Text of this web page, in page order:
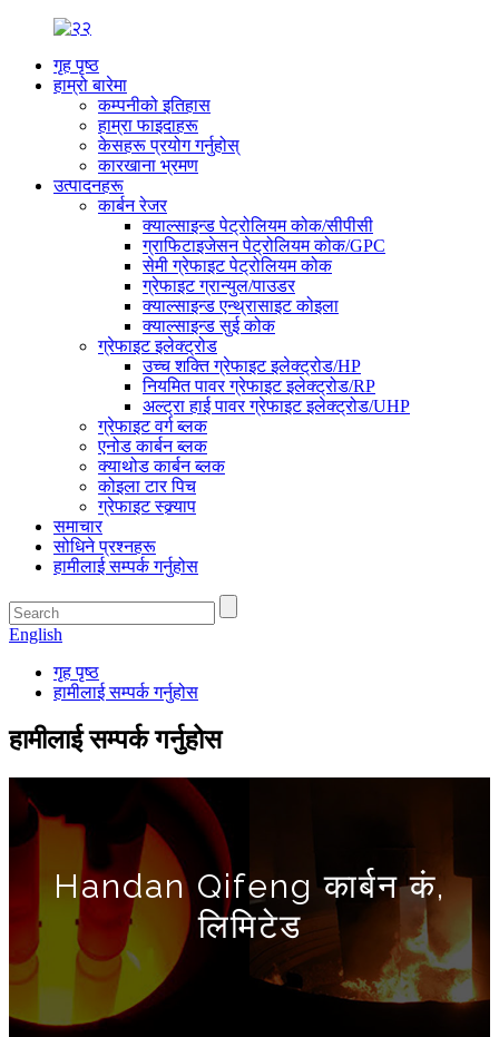
गृह पृष्ठ
हाम्रो बारेमा
कम्पनीको इतिहास
हाम्रा फाइदाहरू
केसहरू प्रयोग गर्नुहोस्
कारखाना भ्रमण
उत्पादनहरू
कार्बन रेजर
क्याल्साइन्ड पेट्रोलियम कोक/सीपीसी
ग्राफिटाइजेसन पेट्रोलियम कोक/GPC
सेमी ग्रेफाइट पेट्रोलियम कोक
ग्रेफाइट ग्रान्युल/पाउडर
क्याल्साइन्ड एन्थ्रासाइट कोइला
क्याल्साइन्ड सुई कोक
ग्रेफाइट इलेक्ट्रोड
उच्च शक्ति ग्रेफाइट इलेक्ट्रोड/HP
नियमित पावर ग्रेफाइट इलेक्ट्रोड/RP
अल्ट्रा हाई पावर ग्रेफाइट इलेक्ट्रोड/UHP
ग्रेफाइट वर्ग ब्लक
एनोड कार्बन ब्लक
क्याथोड कार्बन ब्लक
कोइला टार पिच
ग्रेफाइट स्क्र्याप
समाचार
सोधिने प्रश्नहरू
हामीलाई सम्पर्क गर्नुहोस
English
गृह पृष्ठ
हामीलाई सम्पर्क गर्नुहोस
हामीलाई सम्पर्क गर्नुहोस
Handan Qifeng कार्बन कं,
लिमिटेड